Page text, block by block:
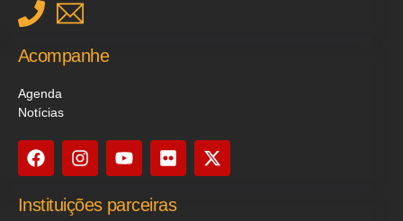
Acompanhe
Agenda
Notícias
Instituições parceiras